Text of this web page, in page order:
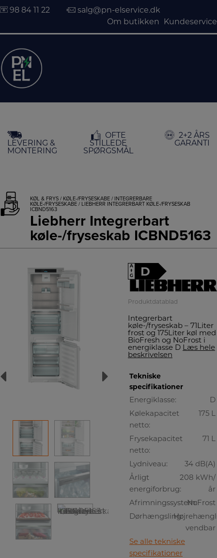
indholdet
98 84 11 22
salg@pn-elservice.dk
Om butikken
Kundeservice
LEVERING &
MONTERING
OFTE
STILLEDE
SPØRGSMÅL
2+2 ÅRS
GARANTI
KØL & FRYS / KØLE-/FRYSESKABE / INTEGRERBARE
KØLE-/FRYSESKABE / LIEBHERR INTEGRERBART KØLE-/FRYSESKAB
ICBND5163
Liebherr Integrerbart
køle-/fryseskab ICBND5163
A
↑
G
D
Produktdatablad
Integrerbart
køle-/fryseskab – 71Liter
frost og 175Liter køl med
BioFresh og NoFrost i
energiklasse D Læs hele
beskrivelsen
Tekniske
specifikationer
Energiklasse:
D
Kølekapacitet
netto:
175 L
Frysekapacitet
netto:
71 L
Lydniveau:
34 dB(A)
Årligt
energiforbrug:
208 kWh/
år
Afrimningssystem:NoFrost
Dørhængsling:
vendbar
Se alle tekniske
specifikationer